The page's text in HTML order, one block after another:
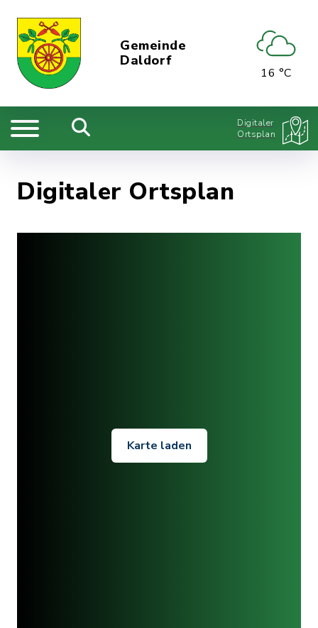
Gemeinde
Daldorf
16 °C
Digitaler
Ortsplan
Digitaler Ortsplan
Karte laden